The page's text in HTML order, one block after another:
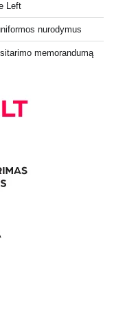
Left
nurodymus
memorandumą